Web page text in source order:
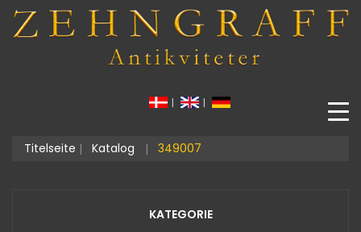
| |
Titelseite Katalog 349007
KATEGORIE